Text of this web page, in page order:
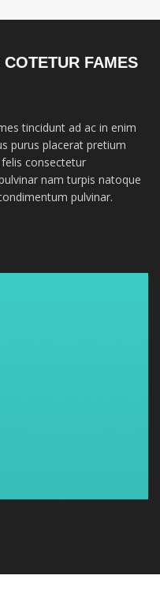
FAMES
tincidunt ad ac in enim
purus placerat pretium
consectetur
nam turpis natoque
pulvinar.